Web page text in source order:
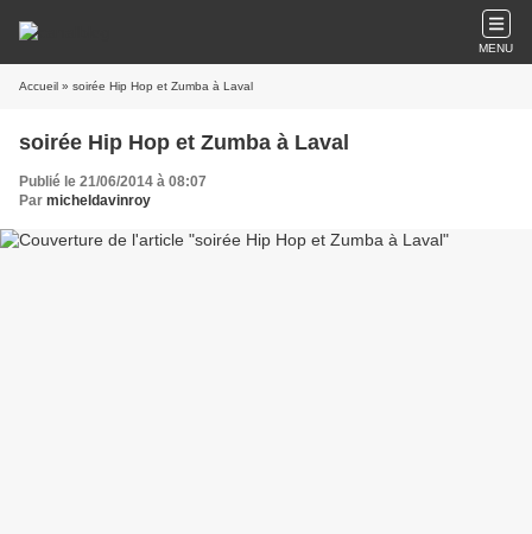
MENU
Accueil » soirée Hip Hop et Zumba à Laval
soirée Hip Hop et Zumba à Laval
Publié le 21/06/2014 à 08:07
Par micheldavinroy